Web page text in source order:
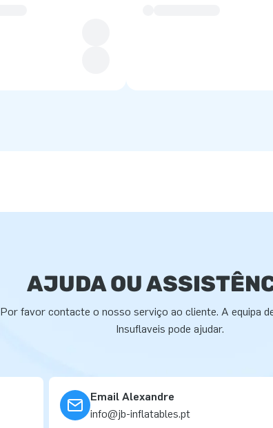
AJUDA OU
Por favor contacte o nosso serviço ao cliente. A equipa
Insuflaveis pode ajudar.
Email Alexandre
info@jb-inflatables.pt